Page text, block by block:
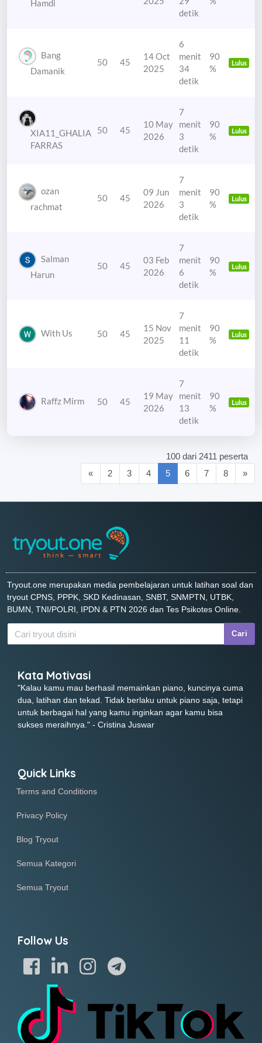
Hamdi
detik
Bang
Damanik
50 45
14 Oct
2025
6
menit
34
detik
90
%
Lulus
XIA11_GHALIA
FARRAS
50 45
10 May
2026
7
menit
3
detik
90
%
Lulus
ozan
rachmat
50 45
09 Jun
2026
7
menit
3
detik
90
%
Lulus
Salman
Harun
50 45
03 Feb
2026
7
menit
6
detik
90
%
Lulus
With Us 50 45
15 Nov
2025
7
menit
11
detik
90
%
Lulus
Raffz Mirm 50 45
19 May
2026
7
menit
13
detik
90
%
Lulus
100 dari 2411 peserta
«
2 3 4 5(current)
6 7 8 »
Tryout.one merupakan media pembelajaran untuk latihan soal dan
tryout CPNS, PPPK, SKD Kedinasan, SNBT, SNMPTN, UTBK,
BUMN, TNI/POLRI, IPDN & PTN 2026 dan Tes Psikotes Online.
Cari
Kata Motivasi
"Kalau kamu mau berhasil memainkan piano, kuncinya cuma
dua, latihan dan tekad. Tidak berlaku untuk piano saja, tetapi
untuk berbagai hal yang kamu inginkan agar kamu bisa
sukses meraihnya." - Cristina Juswar
Quick Links
Terms and Conditions
Privacy Policy
Blog Tryout
Semua Kategori
Semua Tryout
Follow Us